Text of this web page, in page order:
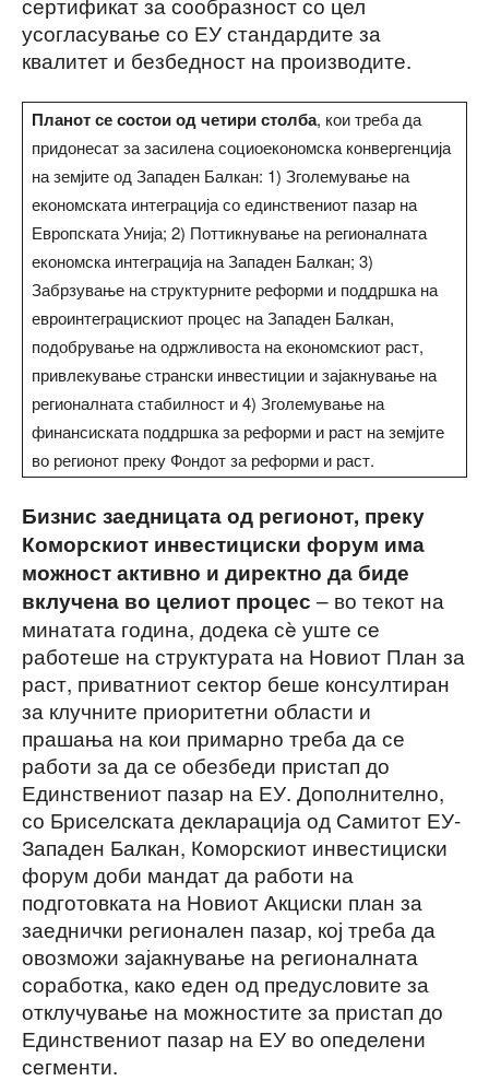
усогласување со ЕУ стандардите за
квалитет и безбедност на производите.
Планот се состои од четири столба, кои треба да
придонесат за засилена социоекономска конвергенција
на земјите од Западен Балкан: 1) Зголемување на
економската интеграција со единствениот пазар на
Европската Унија; 2) Поттикнување на регионалната
економска интеграција на Западен Балкан; 3)
Забрзување на структурните реформи и поддршка на
евроинтеграцискиот процес на Западен Балкан,
подобрување на одржливоста на економскиот раст,
привлекување странски инвестиции и зајакнување на
регионалната стабилност и 4) Зголемување на
финансиската поддршка за реформи и раст на земјите
во регионот преку Фондот за реформи и раст.
Бизнис заедницата од регионот, преку
Коморскиот инвестициски форум има
можност активно и директно да биде
вклучена во целиот процес – во текот на
минатата година, додека сè уште се
работеше на структурата на Новиот План за
раст, приватниот сектор беше консултиран
за клучните приоритетни области и
прашања на кои примарно треба да се
работи за да се обезбеди пристап до
Единствениот пазар на ЕУ. Дополнително,
со Бриселската декларација од Самитот ЕУ-
Западен Балкан, Коморскиот инвестициски
форум доби мандат да работи на
подготовката на Новиот Акциски план за
заеднички регионален пазар, кој треба да
овозможи зајакнување на регионалната
соработка, како еден од предусловите за
отклучување на можностите за пристап до
Единствениот пазар на ЕУ во опеделени
сегменти.